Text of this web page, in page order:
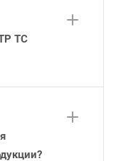
ТС